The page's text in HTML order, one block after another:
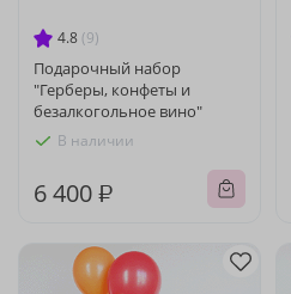
4.8 (9)
Подарочный набор
"Герберы, конфеты и
безалкогольное вино"
В наличии
6 400 ₽